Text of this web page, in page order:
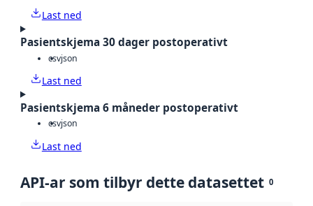
Last ned
Pasientskjema 30 dager postoperativt
csvjson
Last ned
Pasientskjema 6 måneder postoperativt
csvjson
Last ned
API-ar som tilbyr dette datasettet 0